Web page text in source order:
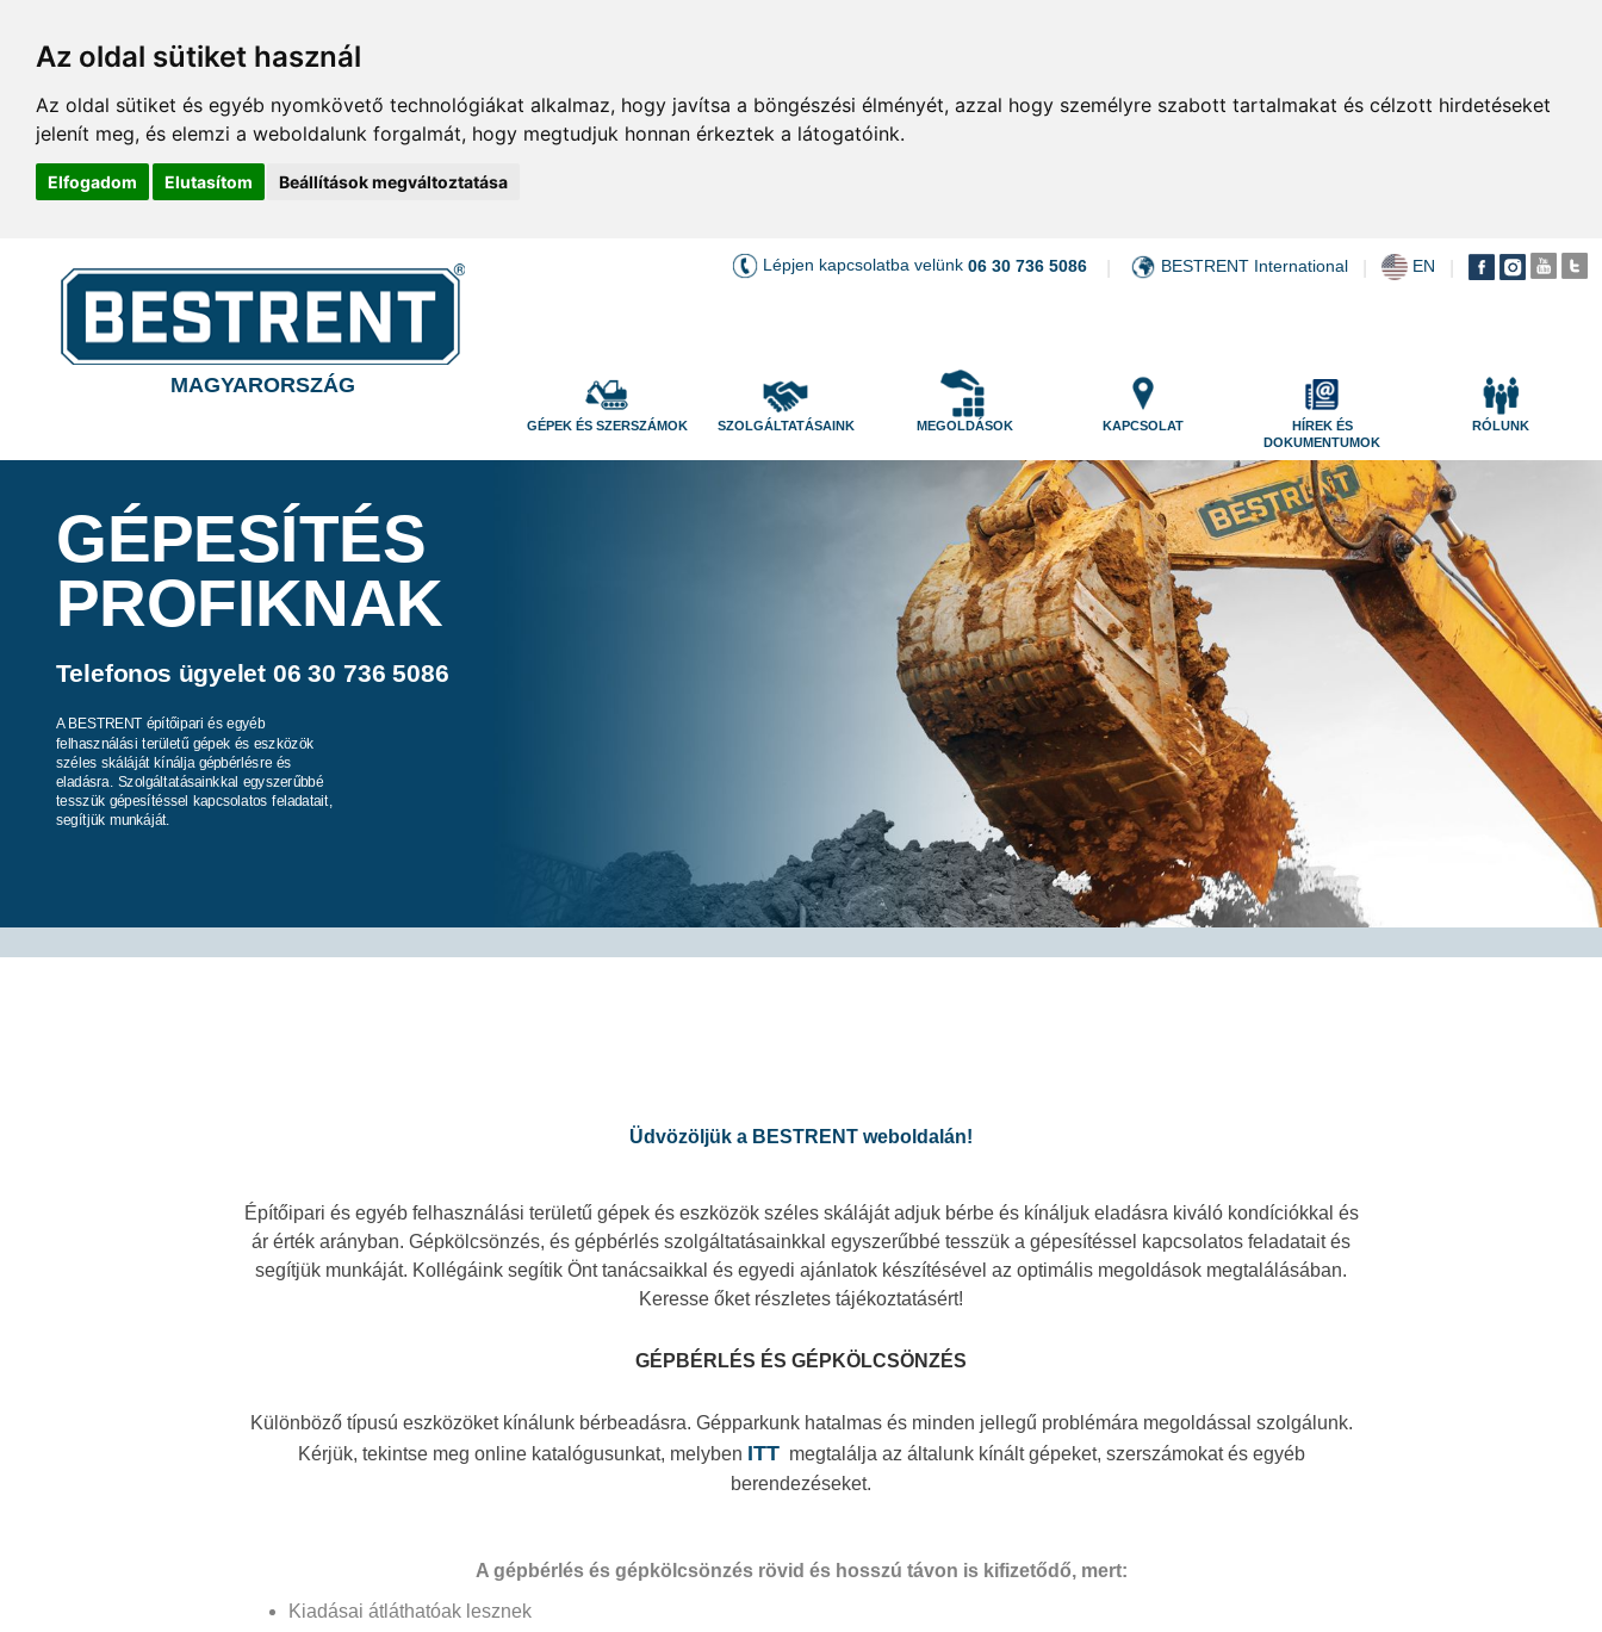
Az oldal sütiket használ
Az oldal sütiket és egyéb nyomkövető technológiákat alkalmaz, hogy javítsa a böngészési élményét, azzal hogy személyre szabott tartalmakat és célzott hirdetéseket
jelenít meg, és elemzi a weboldalunk forgalmát, hogy megtudjuk honnan érkeztek a látogatóink.
Elfogadom Elutasítom Beállítások megváltoztatása
MAGYARORSZÁG
Lépjen kapcsolatba velünk 06 30 736 5086 BESTRENT International EN
GÉPEK ÉS SZERSZÁMOK SZOLGÁLTATÁSAINK MEGOLDÁSOK KAPCSOLAT
HÍREK ÉS
DOKUMENTUMOK
RÓLUNK
GÉPESÍTÉS
PROFIKNAK
Telefonos ügyelet 06 30 736 5086
A BESTRENT építőipari és egyéb
felhasználási területű gépek és eszközök
széles skáláját kínálja gépbérlésre és
eladásra. Szolgáltatásainkkal egyszerűbbé
tesszük gépesítéssel kapcsolatos feladatait,
segítjük munkáját.
Üdvözöljük a BESTRENT weboldalán!
Építőipari és egyéb felhasználási területű gépek és eszközök széles skáláját adjuk bérbe és kínáljuk eladásra kiváló kondíciókkal és
ár érték arányban. Gépkölcsönzés, és gépbérlés szolgáltatásainkkal egyszerűbbé tesszük a gépesítéssel kapcsolatos feladatait és
segítjük munkáját. Kollégáink segítik Önt tanácsaikkal és egyedi ajánlatok készítésével az optimális megoldások megtalálásában.
Keresse őket részletes tájékoztatásért!
GÉPBÉRLÉS ÉS GÉPKÖLCSÖNZÉS
Különböző típusú eszközöket kínálunk bérbeadásra. Gépparkunk hatalmas és minden jellegű problémára megoldással szolgálunk.
Kérjük, tekintse meg online katalógusunkat, melyben ITTmegtalálja az általunk kínált gépeket, szerszámokat és egyéb
berendezéseket.
A gépbérlés és gépkölcsönzés rövid és hosszú távon is kifizetődő, mert:
Kiadásai átláthatóak lesznek